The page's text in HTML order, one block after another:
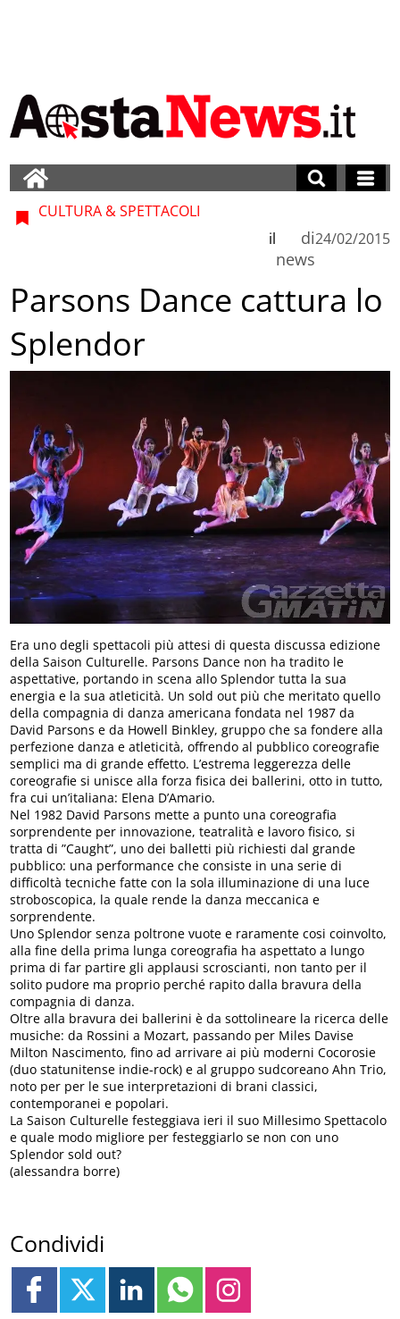
CULTURA & SPETTACOLI
di
news
il 24/02/2015
Parsons Dance cattura lo
Splendor
Era uno degli spettacoli più attesi di questa discussa edizione
della Saison Culturelle. Parsons Dance non ha tradito le
aspettative, portando in scena allo Splendor tutta la sua
energia e la sua atleticità. Un sold out più che meritato quello
della compagnia di danza americana fondata nel 1987 da
David Parsons e da Howell Binkley, gruppo che sa fondere alla
perfezione danza e atleticità, offrendo al pubblico coreografie
semplici ma di grande effetto. L’estrema leggerezza delle
coreografie si unisce alla forza fisica dei ballerini, otto in tutto,
fra cui un’italiana: Elena D’Amario.
Nel 1982 David Parsons mette a punto una coreografia
sorprendente per innovazione, teatralità e lavoro fisico, si
tratta di ”Caught”, uno dei balletti più richiesti dal grande
pubblico: una performance che consiste in una serie di
difficoltà tecniche fatte con la sola illuminazione di una luce
stroboscopica, la quale rende la danza meccanica e
sorprendente.
Uno Splendor senza poltrone vuote e raramente cosi coinvolto,
alla fine della prima lunga coreografia ha aspettato a lungo
prima di far partire gli applausi scroscianti, non tanto per il
solito pudore ma proprio perché rapito dalla bravura della
compagnia di danza.
Oltre alla bravura dei ballerini è da sottolineare la ricerca delle
musiche: da Rossini a Mozart, passando per Miles Davise
Milton Nascimento, fino ad arrivare ai più moderni Cocorosie
(duo statunitense indie-rock) e al gruppo sudcoreano Ahn Trio,
noto per per le sue interpretazioni di brani classici,
contemporanei e popolari.
La Saison Culturelle festeggiava ieri il suo Millesimo Spettacolo
e quale modo migliore per festeggiarlo se non con uno
Splendor sold out?
(alessandra borre)
Condividi